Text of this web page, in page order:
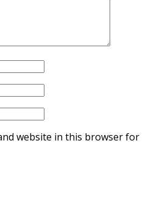
website in this browser for